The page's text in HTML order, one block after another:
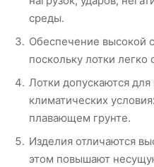
среды.
Обеспечение высокой
поскольку лотки
Лотки допускаются
климатических
плавающем грунте.
Изделия отличаются
этом повышают